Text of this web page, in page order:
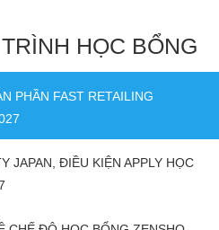
HỌC BỔNG
PHẦN FAST RETAILING
JAPAN, ĐIỀU KIỆN APPLY HỌC